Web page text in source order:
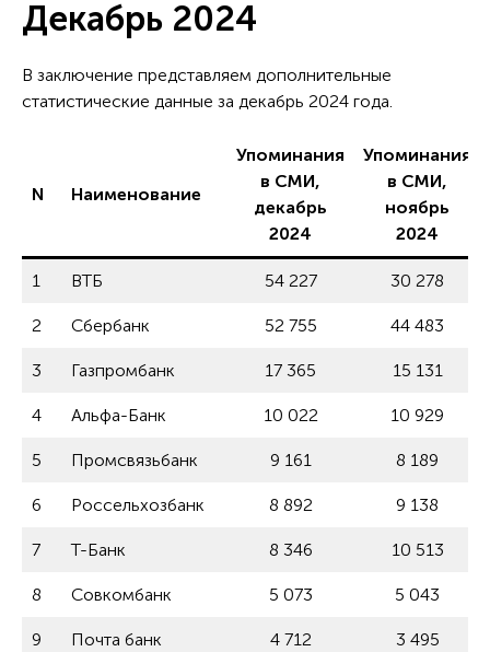
Декабрь 2024
В заключение представляем дополнительные
статистические данные за декабрь 2024 года.
N Наименование
Упоминания
в СМИ,
декабрь
2024
Упоминания
в СМИ,
ноябрь
2024
1 ВТБ 54 227 30 278
2 Сбербанк 52 755 44 483
3 Газпромбанк 17 365 15 131
4 Альфа-Банк 10 022 10 929
5 Промсвязьбанк 9 161 8 189
6 Россельхозбанк 8 892 9 138
7 Т-Банк 8 346 10 513
8 Совкомбанк 5 073 5 043
9 Почта банк 4 712 3 495